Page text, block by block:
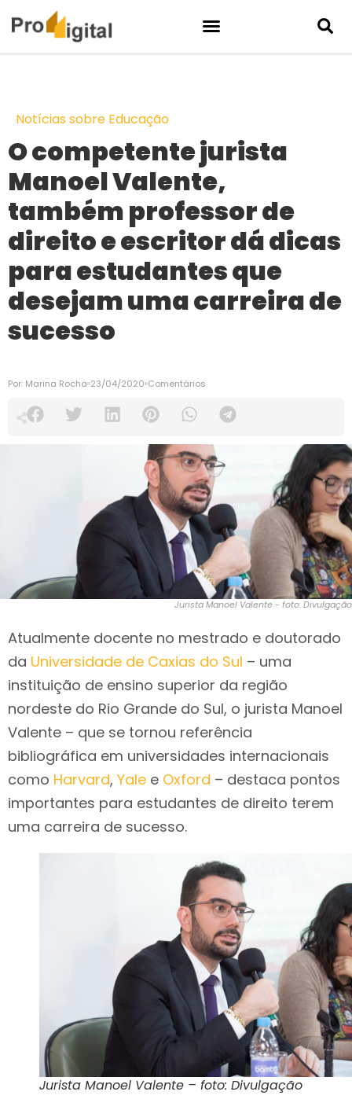
Notícias sobre Educação
O competente jurista
Manoel Valente,
também professor de
direito e escritor dá dicas
para estudantes que
desejam uma carreira de
sucesso
Por: Marina Rocha 23/04/2020 Comentários
Jurista Manoel Valente - foto: Divulgação
Atualmente docente no mestrado e doutorado
da Universidade de Caxias do Sul – uma
instituição de ensino superior da região
nordeste do Rio Grande do Sul, o jurista Manoel
Valente – que se tornou referência
bibliográfica em universidades internacionais
como Harvard, Yale e Oxford – destaca pontos
importantes para estudantes de direito terem
uma carreira de sucesso.
Jurista Manoel Valente – foto: Divulgação